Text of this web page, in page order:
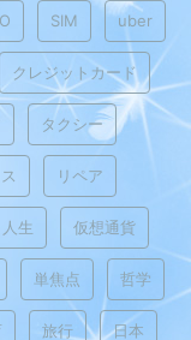
SIM uber
クレジットカード
タクシー
リペア
人生 仮想通貨
単焦点 哲学
旅行 日本